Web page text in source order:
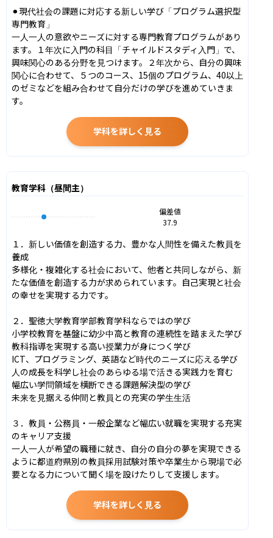
⚫︎現代社会の課題に対応する新しい学び「プログラム選択型
専門教育」
一人一人の意欲やニーズに対する専門教育プログラムがあり
ます。１年次に入門の科目「チャイルドスタディ入門」で、
興味関心のある分野を見つけます。２年次から、自分の興味
関心に合わせて、５つのコース、15個のプログラム、40以上
のゼミなどを組み合わせて自分だけの学びを進めていきま
す。
学科を詳しく見る
教育学科（昼間主）
偏差値
37.9
１．新しい価値を創造する力、豊かな人間性を備えた教員を
養成
多様化・複雑化する社会において、他者と共同しながら、新
たな価値を創造する力が求められています。自己実現と社会
の幸せを実現する力です。
２．聖徳大学教育学部教育学科ならではの学び
小学校教育を基盤に幼少中高と教育の連続性を踏まえた学び
教科指導を実現する高い授業力が身につく学び
ICT、プログラミング、英語など時代のニーズに応える学び
人の成長を科学し社会のあらゆる場で活きる実践力を育む
幅広い学問領域を横断できる課題解決型の学び
未来を見据える仲間と教員との充実の学生生活
３．教員・公務員・一般企業など幅広い就職を実現する充実
のキャリア支援
一人一人が希望の職種に就き、自分の自分の夢を実現できる
ように都道府県別の教員採用試験対策や卒業生から現場で必
要となる力について聞く場を設けたりして支援します。
学科を詳しく見る